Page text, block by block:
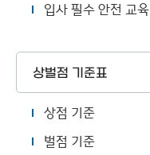
입사 필수 안전 교육
상벌점 기준표
상점 기준
벌점 기준